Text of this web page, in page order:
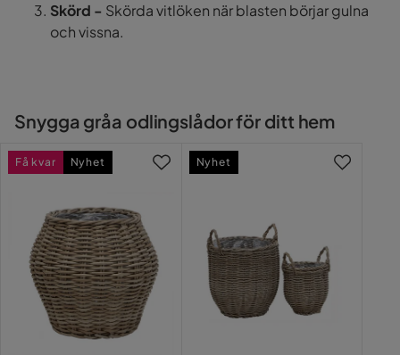
Skörd - Skörda vitlöken när blasten börjar gulna
och vissna.
Snygga gråa odlingslådor för ditt hem
Få kvar Nyhet Nyhet